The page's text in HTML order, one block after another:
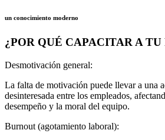
un conocimiento moderno
¿POR QUÉ CAPACITAR A TU
Desmotivación general:
La falta de motivación puede llevar a una
desinteresada entre los empleados,
desempeño y la moral del equipo.
Burnout (agotamiento laboral):